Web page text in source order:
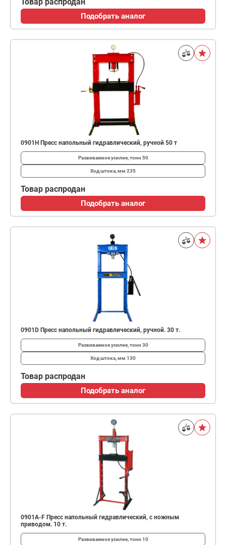
Подобрать аналог
0901H Пресс напольный гидравлический, ручной 50 т
Развиваемое усилие, тонн 50
Ход штока, мм 235
Товар распродан
Подобрать аналог
0901D Пресс напольный гидравлический, ручной. 30 т.
Развиваемое усилие, тонн 30
Ход штока, мм 130
Товар распродан
Подобрать аналог
0901A-F Пресс напольный гидравлический, с ножным
приводом. 10 т.
Развиваемое усилие, тонн 10